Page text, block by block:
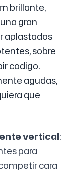
brillante,
gran
aplastados
sobre
codigo.
agudas,
que
vertical:
para
cara